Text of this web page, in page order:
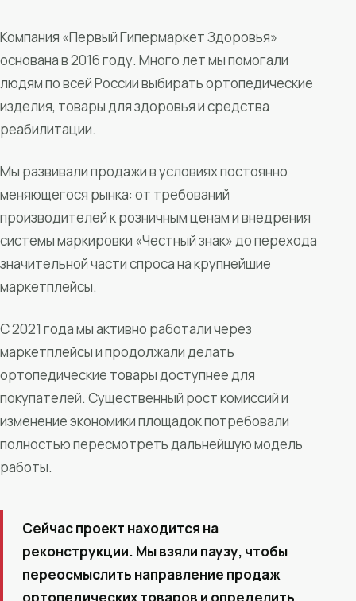
Компания «Первый Гипермаркет Здоровья»
основана в 2016 году. Много лет мы помогали
людям по всей России выбирать ортопедические
изделия, товары для здоровья и средства
реабилитации.
Мы развивали продажи в условиях постоянно
меняющегося рынка: от требований
производителей к розничным ценам и внедрения
системы маркировки «Честный знак» до перехода
значительной части спроса на крупнейшие
маркетплейсы.
С 2021 года мы активно работали через
маркетплейсы и продолжали делать
ортопедические товары доступнее для
покупателей. Существенный рост комиссий и
изменение экономики площадок потребовали
полностью пересмотреть дальнейшую модель
работы.
Сейчас проект находится на
реконструкции. Мы взяли паузу, чтобы
переосмыслить направление продаж